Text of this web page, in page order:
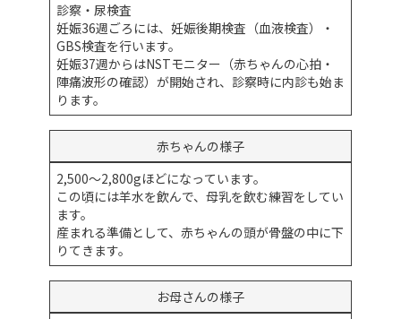
診察・尿検査
妊娠36週ごろには、妊娠後期検査（血液検査）・
GBS検査を行います。
妊娠37週からはNSTモニター（赤ちゃんの心拍・
陣痛波形の確認）が開始され、診察時に内診も始ま
ります。
赤ちゃんの様子
2,500～2,800gほどになっています。
この頃には羊水を飲んで、母乳を飲む練習をしてい
ます。
産まれる準備として、赤ちゃんの頭が骨盤の中に下
りてきます。
お母さんの様子